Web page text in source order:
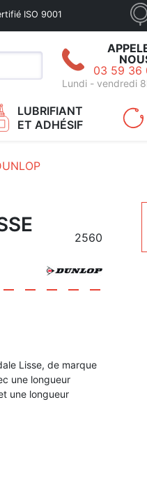
ISO 9001
03 59 36
Lundi - vendredi
LUBRIFIANT
ET ADHÉSIF
2560
Lisse, de marque
une longueur
une longueur